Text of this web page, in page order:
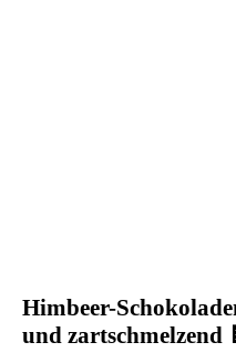
Himbeer-
und zartschmelzend